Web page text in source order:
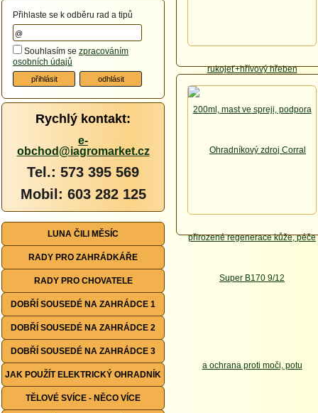
Přihlaste se k odběru rad a tipů
Souhlasím se zpracováním
osobních údajů
Rychlý kontakt:
e-
obchod@iagromarket.cz
Tel.: 573 395 569
Mobil: 603 282 125
LUNA ČILI MĚSÍC
RADY PRO ZAHRÁDKÁŘE
RADY PRO CHOVATELE
DOBŘÍ SOUSEDÉ NA ZAHRÁDCE 1
DOBŘÍ SOUSEDÉ NA ZAHRÁDCE 2
DOBŘÍ SOUSEDÉ NA ZAHRÁDCE 3
JAK POUŽÍT ELEKTRICKÝ OHRADNÍK
TĚLOVÉ SVÍCE - NĚCO VÍCE